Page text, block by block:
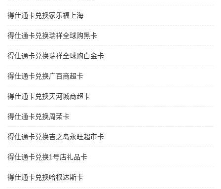
得仕通卡兑换家乐福上海
得仕通卡兑换瑞祥全球购黑卡
得仕通卡兑换瑞祥全球购白金卡
得仕通卡兑换广百商超卡
得仕通卡兑换天河城商超卡
得仕通卡兑换周茉卡
得仕通卡兑换吉之岛永旺超市卡
得仕通卡兑换1号店礼品卡
得仕通卡兑换哈根达斯卡